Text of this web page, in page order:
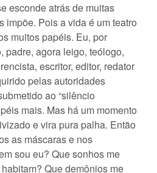
esconde atrás de muitas
impõe. Pois a vida é um teatro
muitos papéis. Eu, por
padre, agora leigo, teólogo,
escritor, editor, redator
pelas autoridades
ao “silêncio
mais. Mas há um momento
e vira pura palha. Então
as máscaras e nos
sou eu? Que sonhos me
Que demônios me